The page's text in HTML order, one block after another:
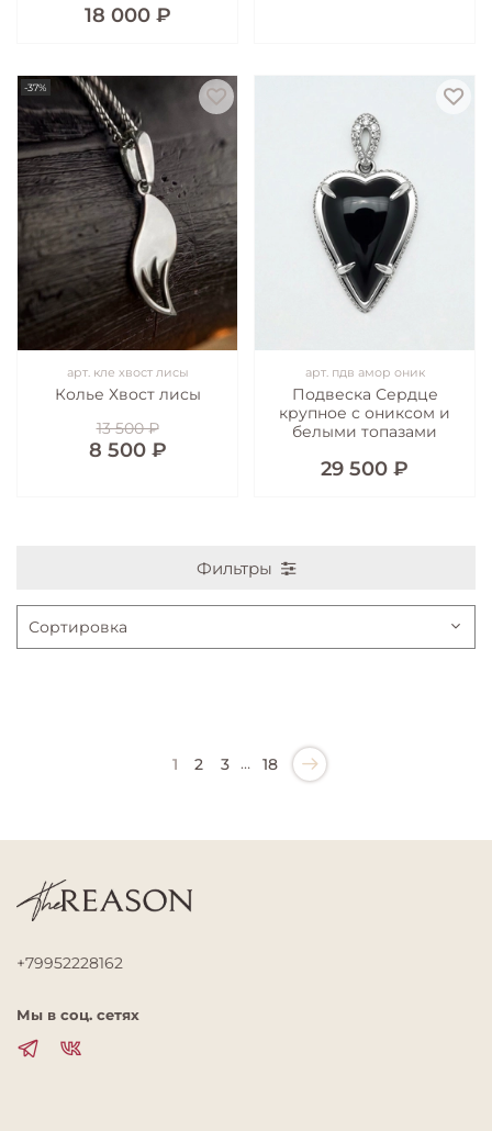
18 000 ₽
-37%
арт. кле хвост лисы
Колье Хвост лисы
13 500 ₽
8 500 ₽
арт. пдв амор оник
Подвеска Сердце
крупное с ониксом и
белыми топазами
29 500 ₽
Фильтры
1 2 3 … 18
+79952228162
Мы в соц. сетях